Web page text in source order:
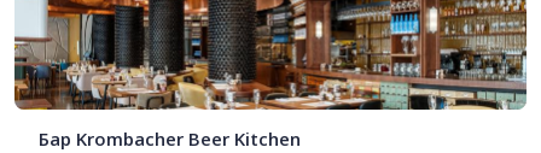
Бар Krombacher Beer Kitchen